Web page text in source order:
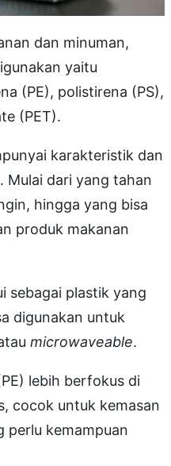
dan minuman,
yaitu
(PE), polistirena (PS),
(PET).
karakteristik dan
Mulai dari yang tahan
hingga yang bisa
produk makanan
sebagai plastik yang
digunakan untuk
microwaveable.
lebih berfokus di
cocok untuk kemasan
perlu kemampuan